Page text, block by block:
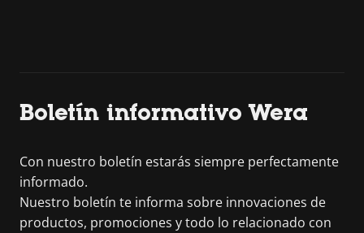
Boletín informativo Wera
Con nuestro boletín estarás siempre perfectamente
informado.
Nuestro boletín te informa sobre innovaciones de
productos, promociones y todo lo relacionado con